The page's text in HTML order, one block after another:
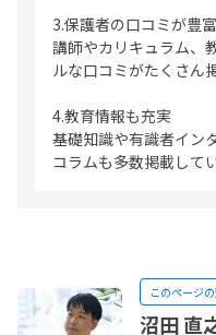
3.保護者の口コミが豊富
講師やカリキュラム、
ルな口コミがたくさん
4.教育情報も充実
基礎知識や有識者イン
コラムも多数掲載して
このページ
沼田 直